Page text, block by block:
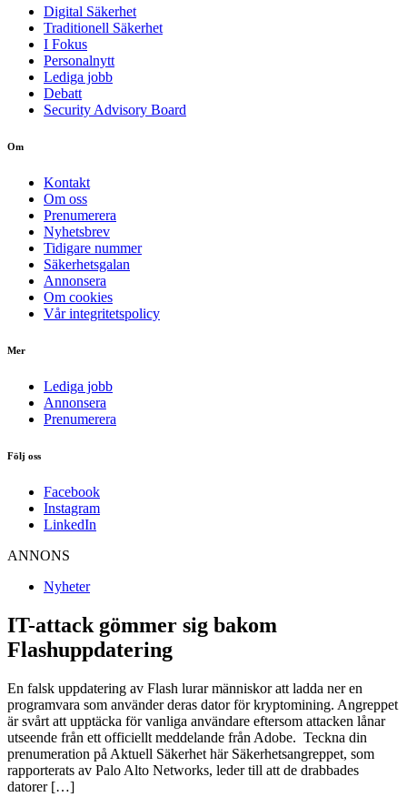
Digital Säkerhet
Traditionell Säkerhet
I Fokus
Personalnytt
Lediga jobb
Debatt
Security Advisory Board
Om
Kontakt
Om oss
Prenumerera
Nyhetsbrev
Tidigare nummer
Säkerhetsgalan
Annonsera
Om cookies
Vår integritetspolicy
Mer
Lediga jobb
Annonsera
Prenumerera
Följ oss
Facebook
Instagram
LinkedIn
ANNONS
Nyheter
IT-attack gömmer sig bakom
Flashuppdatering
En falsk uppdatering av Flash lurar människor att ladda ner en
programvara som använder deras dator för kryptomining. Angreppet
är svårt att upptäcka för vanliga användare eftersom attacken lånar
utseende från ett officiellt meddelande från Adobe. Teckna din
prenumeration på Aktuell Säkerhet här Säkerhetsangreppet, som
rapporterats av Palo Alto Networks, leder till att de drabbades
datorer […]